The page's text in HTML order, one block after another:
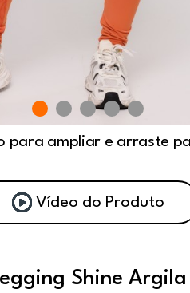
para ampliar e arraste
Vídeo do Produto
Shine Argila